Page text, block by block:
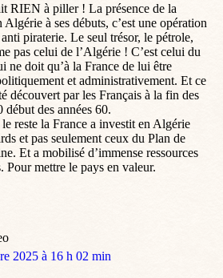
RIEN à piller ! La présence de la
Algérie à ses débuts, c’est une opération
piraterie. Le seul trésor, le pétrole,
pas celui de l’Algérie ! C’est celui du
ne doit qu’à la France de lui être
et administrativement. Et ce
découvert par les Français à la fin des
début des années 60.
reste la France a investit en Algérie
et pas seulement ceux du Plan de
Et a mobilisé d’immense ressources
Pour mettre le pays en valeur.
2025 à 16 h 02 min